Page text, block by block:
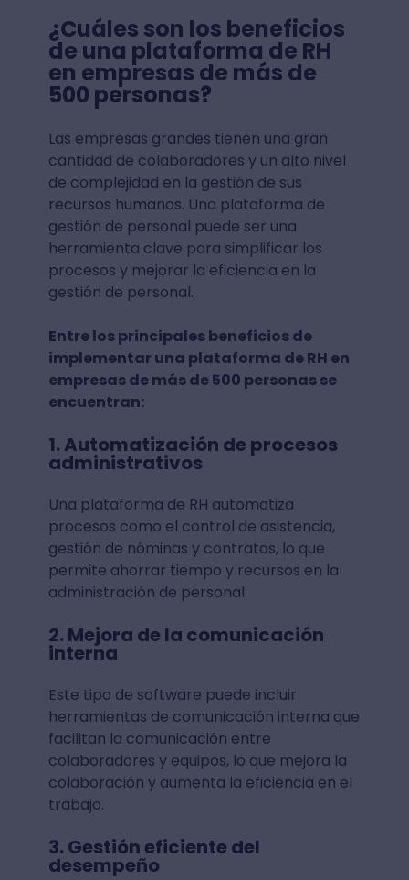
¿Cuáles son los beneficios
de una plataforma de RH
en empresas de más de
500 personas?
Las empresas grandes tienen una gran
cantidad de colaboradores y un alto nivel
de complejidad en la gestión de sus
recursos humanos. Una plataforma de
gestión de personal puede ser una
herramienta clave para simplificar los
procesos y mejorar la eficiencia en la
gestión de personal.
Entre los principales beneficios de
implementar una plataforma de RH en
empresas de más de 500 personas se
encuentran:
1. Automatización de procesos
administrativos
Una plataforma de RH automatiza
procesos como el control de asistencia,
gestión de nóminas y contratos, lo que
permite ahorrar tiempo y recursos en la
administración de personal.
2. Mejora de la comunicación
interna
Este tipo de software puede incluir
herramientas de comunicación interna que
facilitan la comunicación entre
colaboradores y equipos, lo que mejora la
colaboración y aumenta la eficiencia en el
trabajo.
3. Gestión eficiente del
desempeño